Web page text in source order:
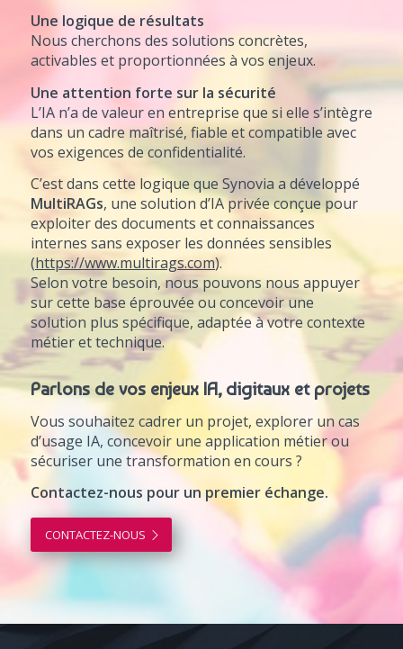
Une logique de résultats
Nous cherchons des solutions concrètes,
activables et proportionnées à vos enjeux.
Une attention forte sur la sécurité
L’IA n’a de valeur en entreprise que si elle s’intègre
dans un cadre maîtrisé, fiable et compatible avec
vos exigences de confidentialité.
C’est dans cette logique que Synovia a développé
MultiRAGs, une solution d’IA privée conçue pour
exploiter des documents et connaissances
internes sans exposer les données sensibles
(https://www.multirags.com).
Selon votre besoin, nous pouvons nous appuyer
sur cette base éprouvée ou concevoir une
solution plus spécifique, adaptée à votre contexte
métier et technique.
Parlons de vos enjeux IA, digitaux et projets
Vous souhaitez cadrer un projet, explorer un cas
d’usage IA, concevoir une application métier ou
sécuriser une transformation en cours ?
Contactez-nous pour un premier échange.
CONTACTEZ-NOUS